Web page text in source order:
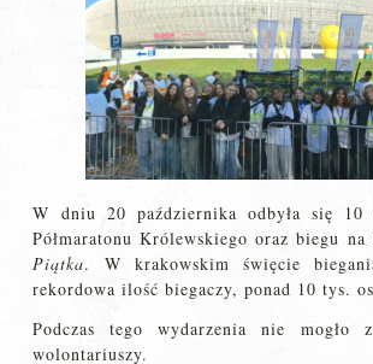
W dniu 20 października odbyła się 10
Półmaratonu Królewskiego oraz biegu na
Piątka. W krakowskim święcie
rekordowa ilość biegaczy, ponad 10 tys.
Podczas tego wydarzenia nie mogło
wolontariuszy.